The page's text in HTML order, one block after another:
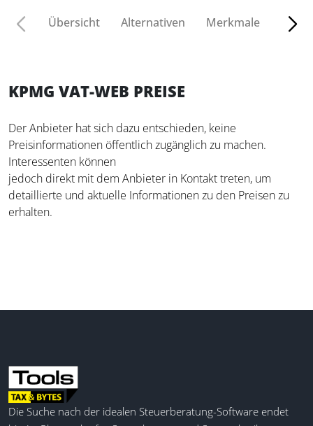
Übersicht Alternativen Merkmale
KPMG VAT-WEB PREISE
Der Anbieter hat sich dazu entschieden, keine
Preisinformationen öffentlich zugänglich zu machen.
Interessenten können
jedoch direkt mit dem Anbieter in Kontakt treten, um
detaillierte und aktuelle Informationen zu den Preisen zu
erhalten.
Die Suche nach der idealen Steuerberatung-Software endet